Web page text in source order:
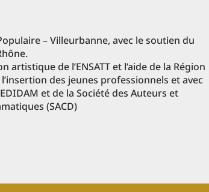
– Villeurbanne, avec le soutien du
artistique de l’ENSATT et l’aide de la Région
des jeunes professionnels et avec
et de la Société des Auteurs et
(SACD)